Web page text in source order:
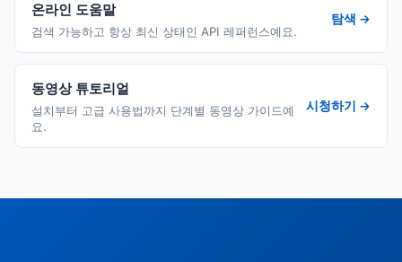
온라인 도움말
검색 가능하고 항상 최신 상태인 API 레퍼런스예요.
탐색 →
동영상 튜토리얼
설치부터 고급 사용법까지 단계별 동영상 가이드예
요.
시청하기 →